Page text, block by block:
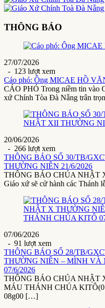
THÔNG BÁO
27/07/2026
- 123 lượt xem
Cáo phó: Ông MICAE HỒ
CÁO PHÓ Trong niềm tin vào
xứ Chính Tòa Đà Nẵng trân
20/06/2026
- 266 lượt xem
THÔNG BÁO SỐ 30/TB/
THƯỜNG NIÊN 21/6/2026
THÔNG BÁO CHÚA NHẬT
Giáo xứ sẽ cử hành các
07/06/2026
- 91 lượt xem
THÔNG BÁO SỐ 28/TB/
THƯỜNG NIÊN – MÌNH
07/6/2026
THÔNG BÁO CHÚA NHẬT
MÁU THÁNH CHÚA
08g00 […]